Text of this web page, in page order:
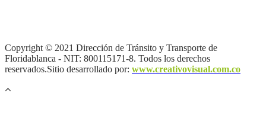
Copyright © 2021 Dirección de Tránsito y Transporte de
Floridablanca - NIT: 800115171-8. Todos los derechos
reservados.Sitio desarrollado por: www.creativovisual.com.co